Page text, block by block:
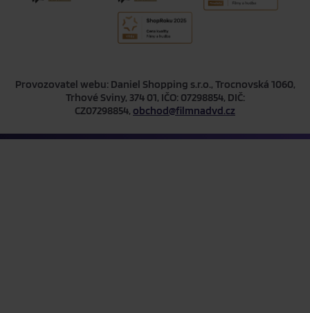
Provozovatel webu: Daniel Shopping s.r.o., Trocnovská 1060,
Trhové Sviny, 374 01, IČO: 07298854, DIČ:
CZ07298854, obchod@filmnadvd.cz